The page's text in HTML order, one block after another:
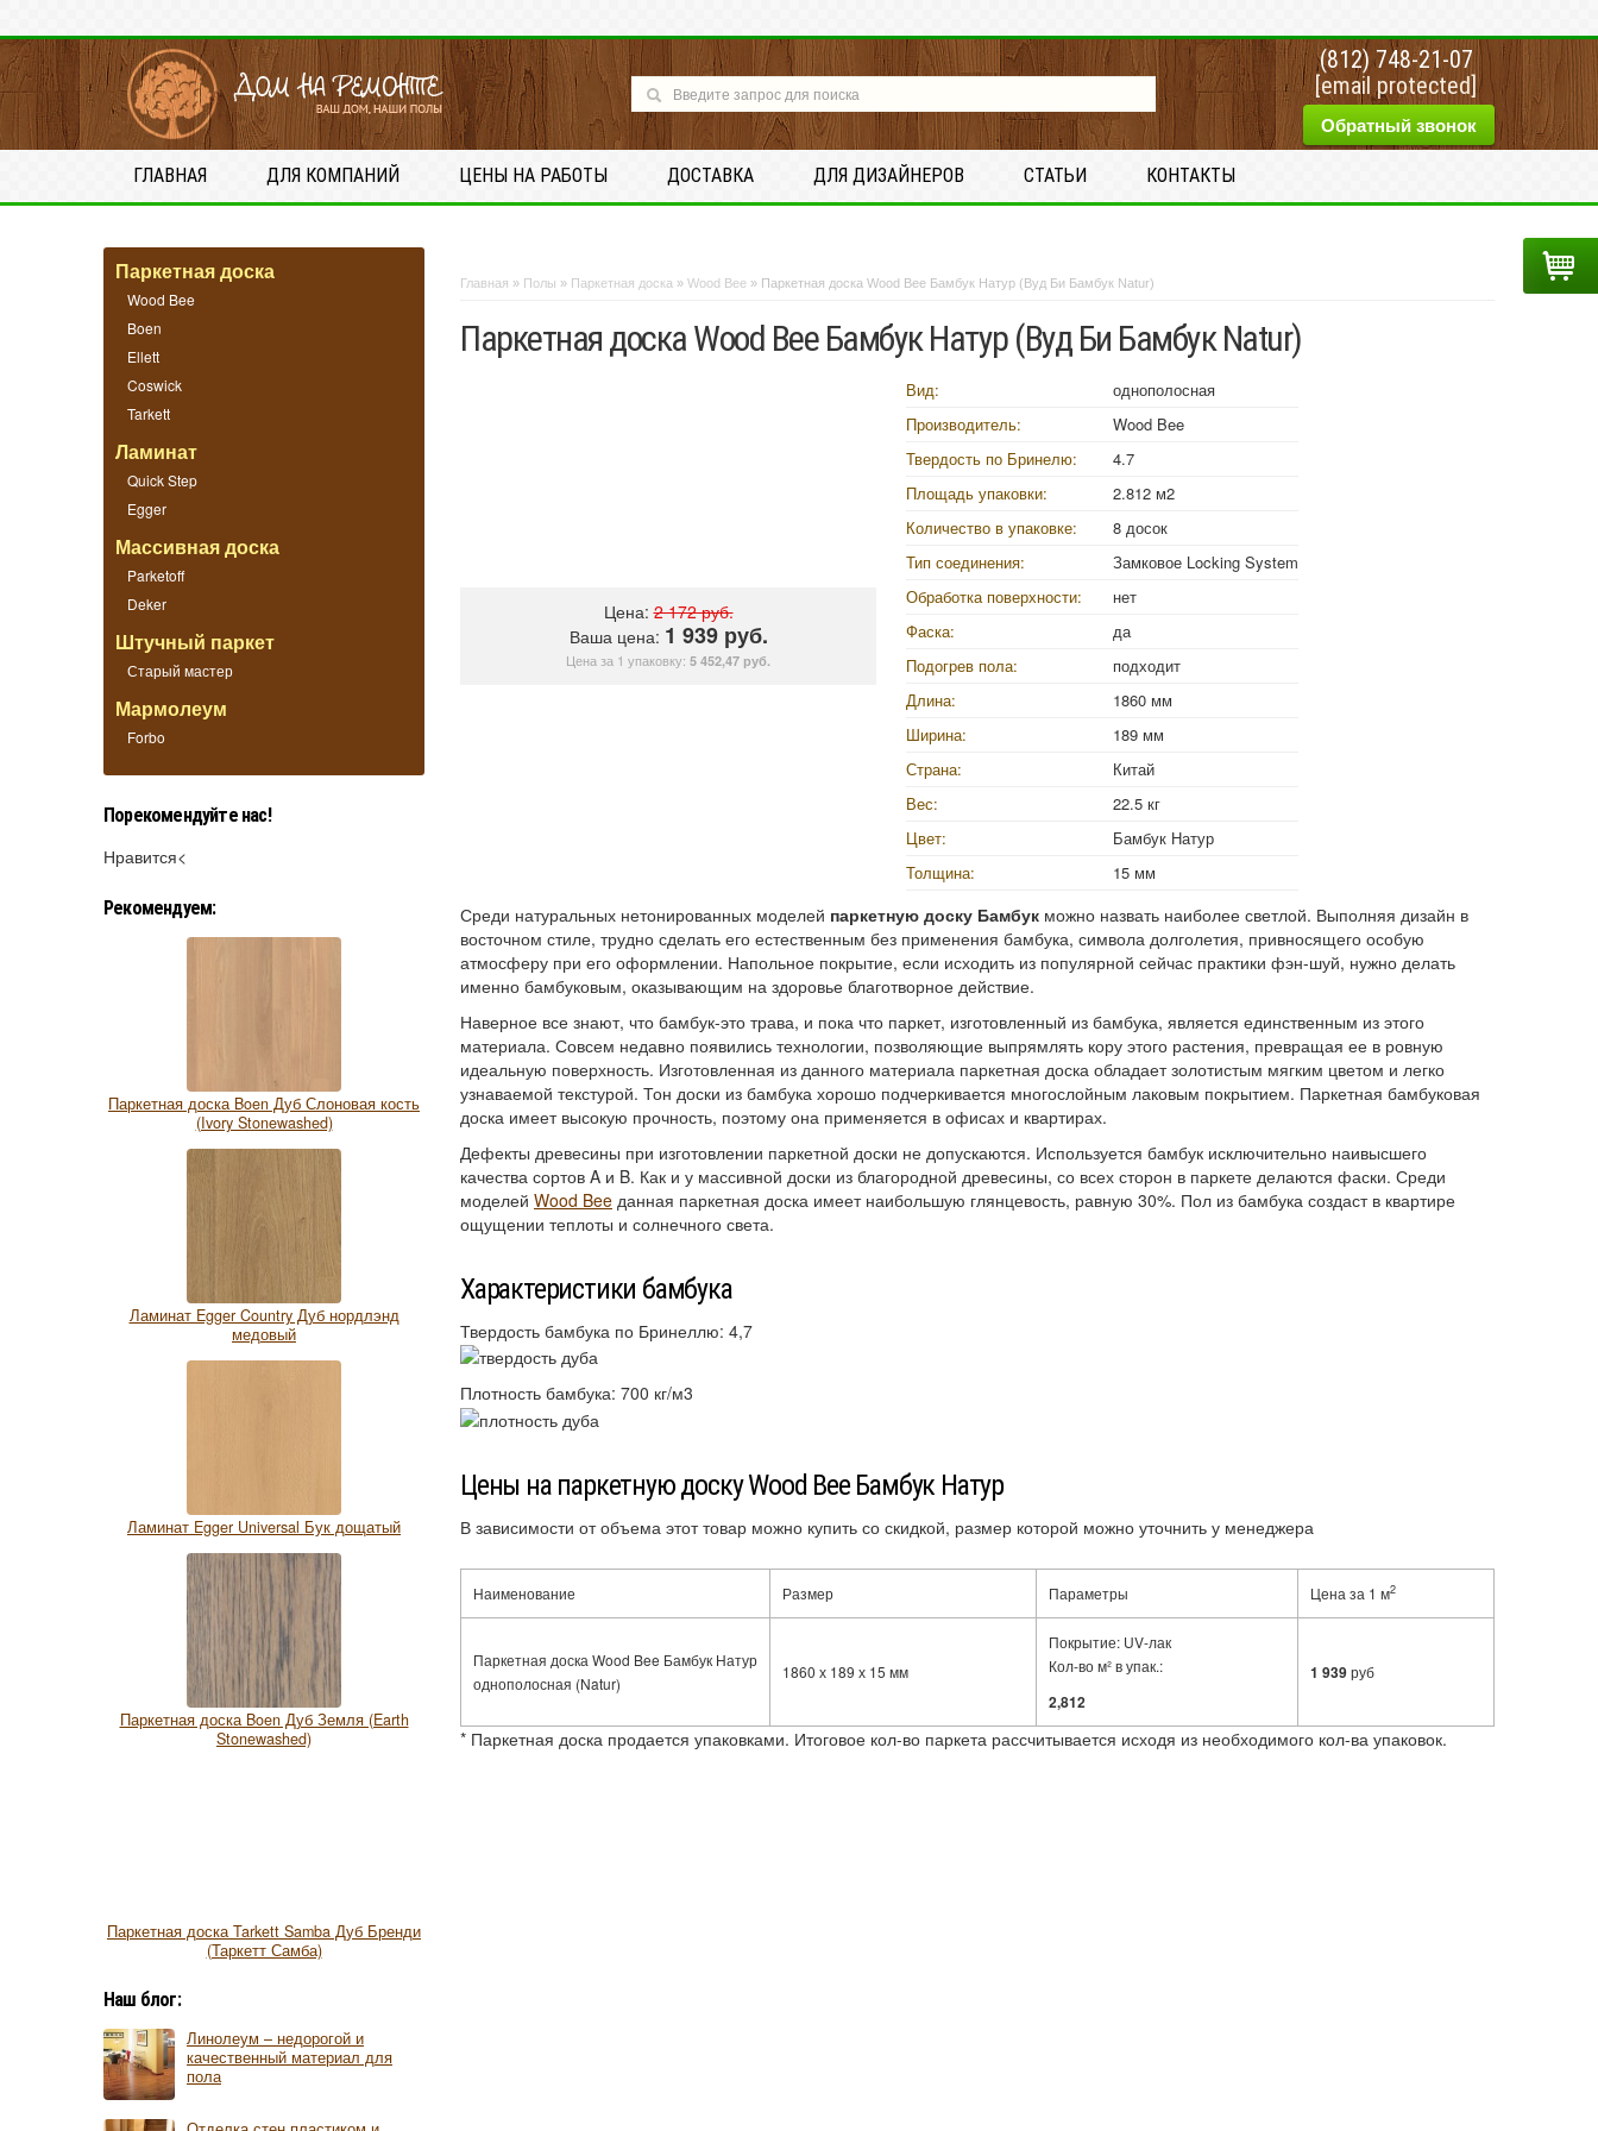
(812) 748-21-07
[email protected]
Обратный звонок
ГЛАВНАЯ ДЛЯ КОМПАНИЙ ЦЕНЫ НА РАБОТЫ ДОСТАВКА ДЛЯ ДИЗАЙНЕРОВ СТАТЬИ КОНТАКТЫ
Паркетная доска
Wood Bee
Boen
Ellett
Coswick
Tarkett
Ламинат
Quick Step
Egger
Массивная доска
Parketoff
Deker
Штучный паркет
Старый мастер
Мармолеум
Forbo
Порекомендуйте нас!
Нравится<
Рекомендуем:
Паркетная доска Boen Дуб Слоновая кость
(Ivory Stonewashed)
Ламинат Egger Country Дуб нордлэнд
медовый
Ламинат Egger Universal Бук дощатый
Паркетная доска Boen Дуб Земля (Earth
Stonewashed)
Паркетная доска Tarkett Samba Дуб Бренди
(Таркетт Самба)
Наш блог:
Линолеум – недорогой и
качественный материал для
пола
Главная » Полы » Паркетная доска » Wood Bee » Паркетная доска Wood Bee Бамбук Натур (Вуд Би Бамбук Natur)
Паркетная доска Wood Bee Бамбук Натур (Вуд Би Бамбук Natur)
Цена:2 172 руб.
Ваша цена: 1 939 руб.
Цена за 1 упаковку: 5 452,47 руб.
Вид:
однополосная
Производитель:
Wood Bee
Твердость по Бринелю:
4.7
Площадь упаковки:
2.812 м2
Количество в упаковке:
8 досок
Тип соединения:
Замковое Locking System
Обработка поверхности:
нет
Фаска:
да
Подогрев пола:
подходит
Длина:
1860 мм
Ширина:
189 мм
Страна:
Китай
Вес:
22.5 кг
Цвет:
Бамбук Натур
Толщина:
15 мм
Среди натуральных нетонированных моделей паркетную доску Бамбук можно назвать наиболее светлой. Выполняя дизайн в
восточном стиле, трудно сделать его естественным без применения бамбука, символа долголетия, привносящего особую
атмосферу при его оформлении. Напольное покрытие, если исходить из популярной сейчас практики фэн-шуй, нужно делать
именно бамбуковым, оказывающим на здоровье благотворное действие.
Наверное все знают, что бамбук-это трава, и пока что паркет, изготовленный из бамбука, является единственным из этого
материала. Совсем недавно появились технологии, позволяющие выпрямлять кору этого растения, превращая ее в ровную
идеальную поверхность. Изготовленная из данного материала паркетная доска обладает золотистым мягким цветом и легко
узнаваемой текстурой. Тон доски из бамбука хорошо подчеркивается многослойным лаковым покрытием. Паркетная бамбуковая
доска имеет высокую прочность, поэтому она применяется в офисах и квартирах.
Дефекты древесины при изготовлении паркетной доски не допускаются. Используется бамбук исключительно наивысшего
качества сортов A и B. Как и у массивной доски из благородной древесины, со всех сторон в паркете делаются фаски. Среди
моделей Wood Bee данная паркетная доска имеет наибольшую глянцевость, равную 30%. Пол из бамбука создаст в квартире
ощущении теплоты и солнечного света.
Характеристики бамбука
Твердость бамбука по Бринеллю: 4,7
Плотность бамбука: 700 кг/м3
Цены на паркетную доску Wood Bee Бамбук Натур
В зависимости от объема этот товар можно купить со скидкой, размер которой можно уточнить у менеджера
Наименование Размер Параметры Цена за 1 м2
Паркетная доска Wood Bee Бамбук Натур
однополосная (Natur)
1860 х 189 х 15 мм
Покрытие: UV-лак
Кол-во м² в упак.:
2,812
1 939руб
* Паркетная доска продается упаковками. Итоговое кол-во паркета рассчитывается исходя из необходимого кол-ва упаковок.